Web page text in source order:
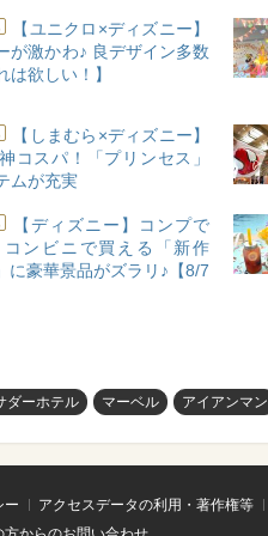
【ユニクロ×ディズニー】
が激かわ♪ 良デザイン多数
は欲しい！】
【しまむら×ディズニー】
コスパ！「プリンセス」
ムが充実
【ディズニー】コンプで
コンビニで買える「新作
に豪華景品がズラリ♪【8/7
ダーホテル マーベル アイアンマン
ー アクセスデータの利用・著作権等